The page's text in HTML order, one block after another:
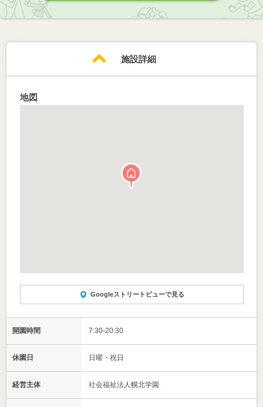
施設詳細
地図
Googleストリートビューで見る
開園時間 7:30-20:30
休園日 日曜・祝日
経営主体 社会福祉法人幌北学園